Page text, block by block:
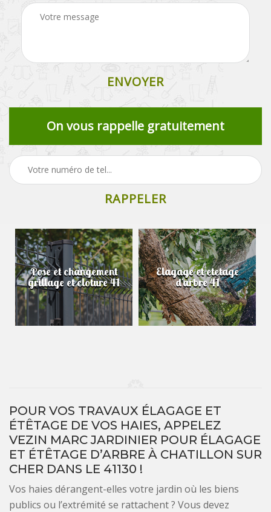
On vous rappelle gratuitement
Pose et changement
grillage et cloture 41
Elagage et etetage
d'arbre 41
POUR VOS TRAVAUX ÉLAGAGE ET
ÉTÊTAGE DE VOS HAIES, APPELEZ
VEZIN MARC JARDINIER POUR ÉLAGAGE
ET ÉTÊTAGE D’ARBRE À CHATILLON SUR
CHER DANS LE 41130 !
Vos haies dérangent-elles votre jardin où les biens
publics ou l’extrémité se rattachent ? Vous devez